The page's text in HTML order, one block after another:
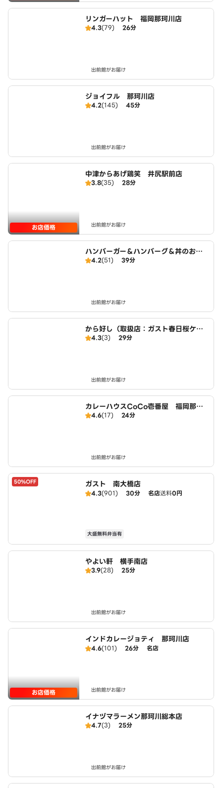
リンガーハット 福岡那珂川店
4.3(79) 26分
出前館がお届け
ジョイフル 那珂川店
4.2(145) 45分
出前館がお届け
お店価格
中津からあげ鶏笑 井尻駅前店
3.8(35) 28分
出前館がお届け
ハンバーガー＆ハンバーグ＆丼のお
店 バグー
4.2(51) 39分
出前館がお届け
から好し（取扱店：ガスト春日桜ケ
丘）
4.3(3) 29分
出前館がお届け
カレーハウスCoCo壱番屋 福岡那珂
川店（SD）
4.6(17) 24分
出前館がお届け
50%OFF ガスト 南大橋店
4.3(901) 30分 名店送料0円
大盛無料弁当有
やよい軒 横手南店
3.9(28) 25分
出前館がお届け
お店価格
インドカレージョティ 那珂川店
4.6(101) 26分 名店
出前館がお届け
イナヅマラーメン那珂川総本店
4.7(3) 25分
出前館がお届け